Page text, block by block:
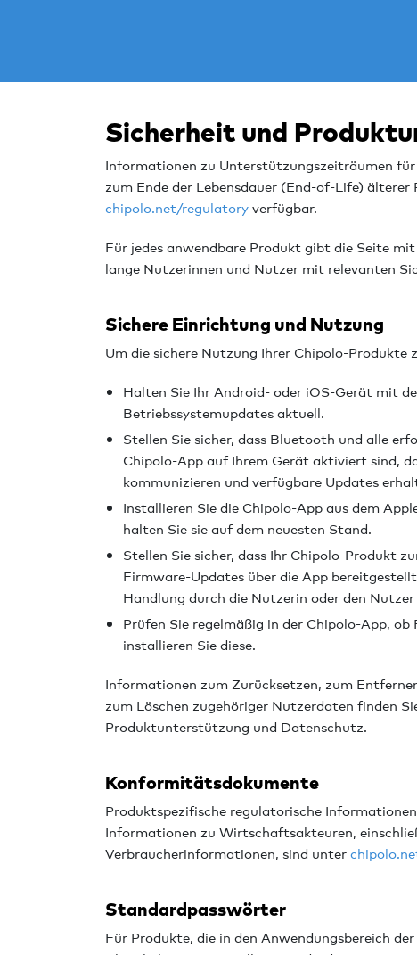
Sicherheit und
Informationen zu Unterstützungszeiträumen
zum Ende der Lebensdauer (End-of-Life)
chipolo.net/regulatoryverfügbar.
Für jedes anwendbare Produkt gibt die Seite
lange Nutzerinnen und Nutzer mit relevanten
Sichere Einrichtung und Nutzung
Um die sichere Nutzung Ihrer Chipolo-
Halten Sie Ihr Android- oder iOS-Gerät mit
Betriebssystemupdates aktuell.
Stellen Sie sicher, dass Bluetooth und alle
Chipolo-App auf Ihrem Gerät aktiviert sind,
kommunizieren und verfügbare Updates
Installieren Sie die Chipolo-App aus dem
halten Sie sie auf dem neuesten Stand.
Stellen Sie sicher, dass Ihr Chipolo-Produkt
Firmware-Updates über die App
Handlung durch die Nutzerin oder den
Prüfen Sie regelmäßig in der Chipolo-App,
installieren Sie diese.
Informationen zum Zurücksetzen, zum
zum Löschen zugehöriger Nutzerdaten finden
Produktunterstützung und Datenschutz.
Konformitätsdokumente
Produktspezifische regulatorische
Informationen zu Wirtschaftsakteuren,
Verbraucherinformationen, sind unter
Standardpasswörter
Für Produkte, die in den Anwendungsbereich